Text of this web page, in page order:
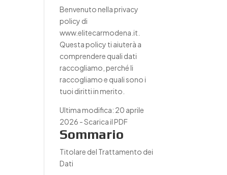
Benvenuto nella privacy
policy di
www.elitecarmodena.it.
Questa policy ti aiuterà a
comprendere quali dati
raccogliamo, perché li
raccogliamo e quali sono i
tuoi diritti in merito.
Ultima modifica: 20 aprile
2026 -Scarica il PDF
Sommario
Titolare del Trattamento dei
Dati